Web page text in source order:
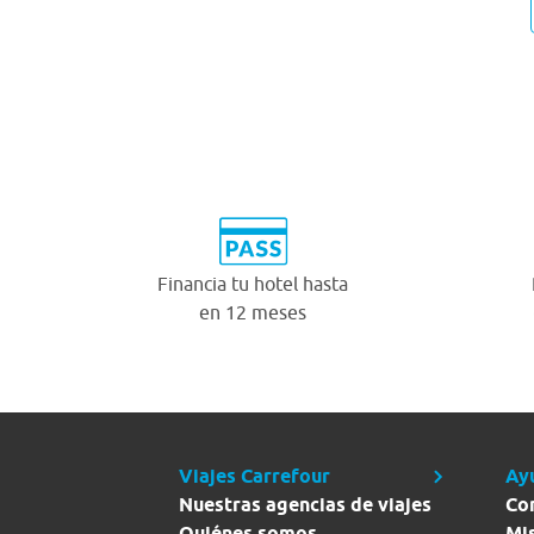
Financia tu hotel hasta
en 12 meses
Viajes Carrefour
Nuestras agencias de viajes